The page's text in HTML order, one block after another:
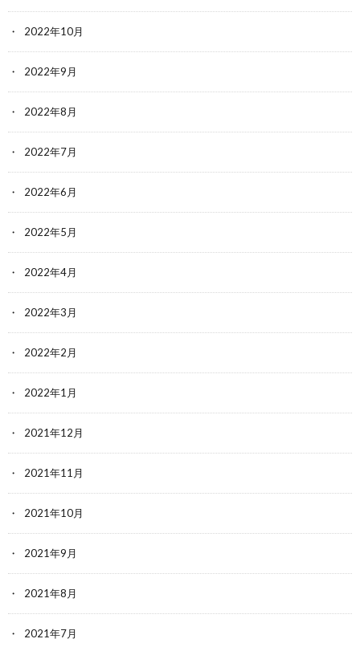
2022年10月
2022年9月
2022年8月
2022年7月
2022年6月
2022年5月
2022年4月
2022年3月
2022年2月
2022年1月
2021年12月
2021年11月
2021年10月
2021年9月
2021年8月
2021年7月